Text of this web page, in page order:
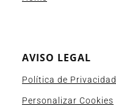
AVISO LEGAL
Política de Privacidad
Personalizar Cookies